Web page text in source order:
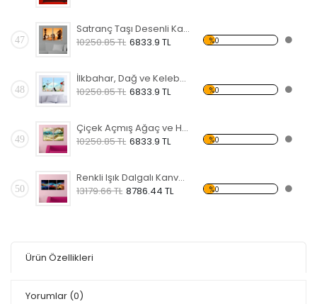
47
Satranç Taşı Desenli Kanvas Saat
10250.85 TL 6833.9 TL %0
48
İlkbahar, Dağ ve Kelebek Desenli Kanvas Saat
10250.85 TL 6833.9 TL %0
49
Çiçek Açmış Ağaç ve Hamak Kanvas Saat
10250.85 TL 6833.9 TL %0
50
Renkli Işık Dalgalı Kanvas Saat
13179.66 TL 8786.44 TL %0
Ürün Özellikleri
Yorumlar (0)